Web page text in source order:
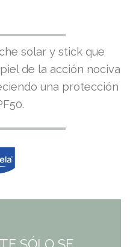
solar y stick que
de la acción nociva
una protección
SÓLO SE